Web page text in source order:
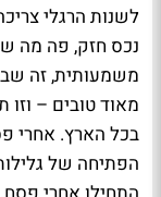
לשנות הרגלי
נכס חזק, פה מה
משמעותית, זה
מאוד טובים –
בכל הארץ. אחרי
הפתיחה של